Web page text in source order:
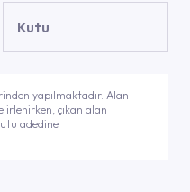
Kutu
yapılmaktadır. Alan
çıkan alan
adedine